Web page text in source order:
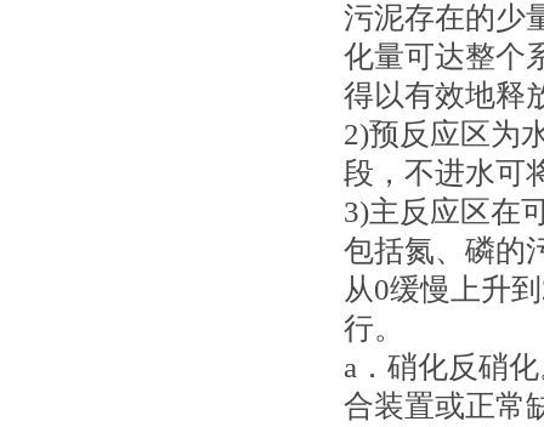
污泥存在的少
化量可达整个
得以有效地释
2)预反应区为
段，不进水可
3)主反应区在
包括氮、磷的
从0缓慢上升
行。
a．硝化反硝
合装置或正常